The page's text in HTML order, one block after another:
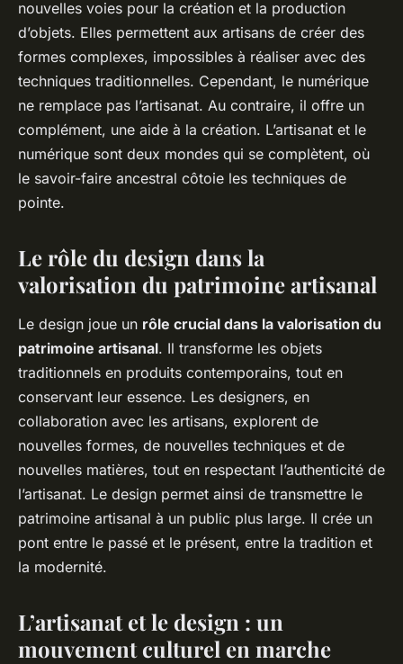
nouvelles voies pour la création et la production
d’objets. Elles permettent aux artisans de créer des
formes complexes, impossibles à réaliser avec des
techniques traditionnelles. Cependant, le numérique
ne remplace pas l’artisanat. Au contraire, il offre un
complément, une aide à la création. L’artisanat et le
numérique sont deux mondes qui se complètent, où
le savoir-faire ancestral côtoie les techniques de
pointe.
Le rôle du design dans la
valorisation du patrimoine artisanal
Le design joue un rôle crucial dans la valorisation du
patrimoine artisanal. Il transforme les objets
traditionnels en produits contemporains, tout en
conservant leur essence. Les designers, en
collaboration avec les artisans, explorent de
nouvelles formes, de nouvelles techniques et de
nouvelles matières, tout en respectant l’authenticité de
l’artisanat. Le design permet ainsi de transmettre le
patrimoine artisanal à un public plus large. Il crée un
pont entre le passé et le présent, entre la tradition et
la modernité.
L’artisanat et le design : un
mouvement culturel en marche